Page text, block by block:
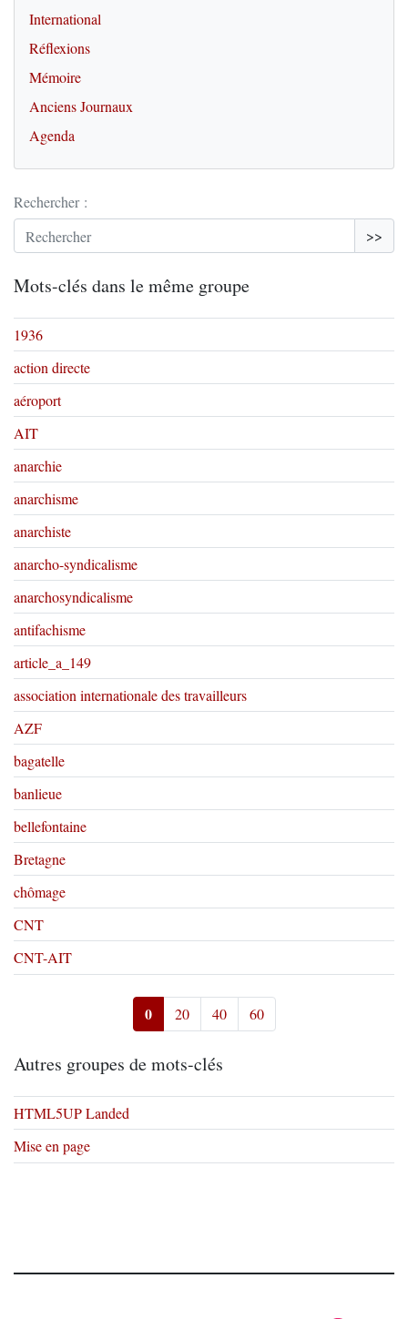
International
Réflexions
Mémoire
Anciens Journaux
Agenda
Rechercher :
>>
Mots-clés dans le même groupe
1936
action directe
aéroport
AIT
anarchie
anarchisme
anarchiste
anarcho-syndicalisme
anarchosyndicalisme
antifachisme
article_a_149
association internationale des travailleurs
AZF
bagatelle
banlieue
bellefontaine
Bretagne
chômage
CNT
CNT-AIT
0 20 40 60
Autres groupes de mots-clés
HTML5UP Landed
Mise en page